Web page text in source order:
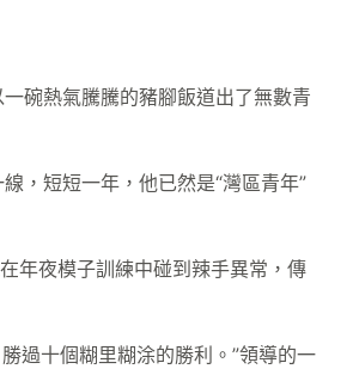
碗熱氣騰騰的豬腳飯道出了無數青
，短短一年，他已然是“灣區青年”
年夜模子訓練中碰到辣手異常，傳
過十個糊里糊涂的勝利。”領導的一